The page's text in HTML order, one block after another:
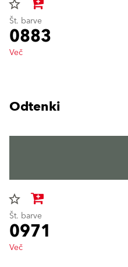
star_border
Št. barve
0883
Več
Odtenki
star_border
Št. barve
0971
Več